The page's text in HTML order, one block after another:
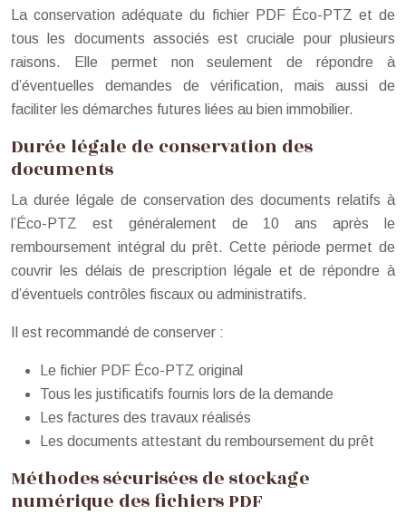
La conservation adéquate du fichier PDF Éco-PTZ et de
tous les documents associés est cruciale pour plusieurs
raisons. Elle permet non seulement de répondre à
d’éventuelles demandes de vérification, mais aussi de
faciliter les démarches futures liées au bien immobilier.
Durée légale de conservation des
documents
La durée légale de conservation des documents relatifs à
l’Éco-PTZ est généralement de 10 ans après le
remboursement intégral du prêt. Cette période permet de
couvrir les délais de prescription légale et de répondre à
d’éventuels contrôles fiscaux ou administratifs.
Il est recommandé de conserver :
Le fichier PDF Éco-PTZ original
Tous les justificatifs fournis lors de la demande
Les factures des travaux réalisés
Les documents attestant du remboursement du prêt
Méthodes sécurisées de stockage
numérique des fichiers PDF